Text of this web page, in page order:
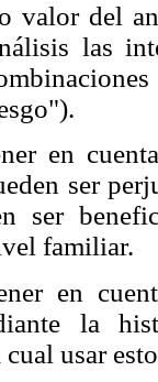
valor del
las
en
ser
ser
familiar.
en
la
usar